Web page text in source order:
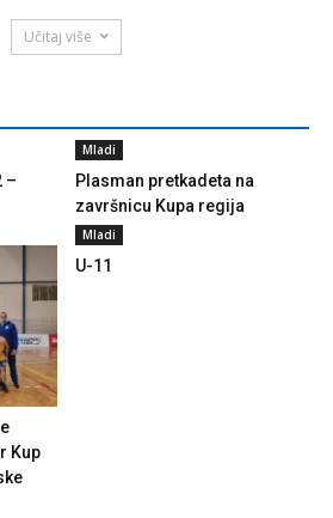
Učitaj više
–
Mladi
Plasman pretkadeta na
završnicu Kupa regija
Kup
Mladi
U-11